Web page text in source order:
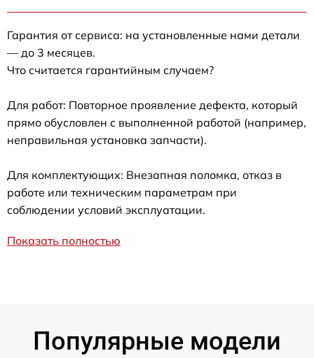
Гарантия от сервиса: на установленные нами детали
— до 3 месяцев.
Что считается гарантийным случаем?
Для работ: Повторное проявление дефекта, который
прямо обусловлен с выполненной работой (например,
неправильная установка запчасти).
Для комплектующих: Внезапная поломка, отказ в
работе или техническим параметрам при
соблюдении условий эксплуатации.
Показать полностью
Популярные модели